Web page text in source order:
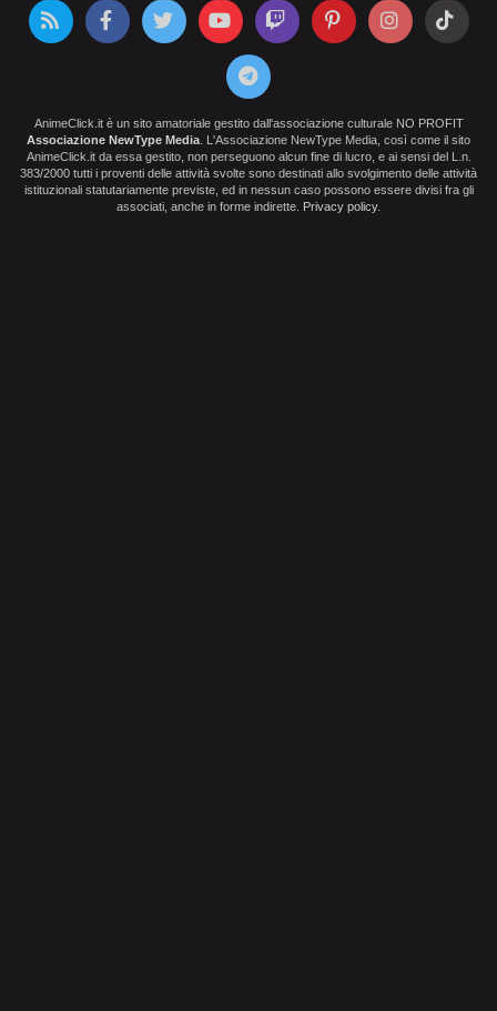
AnimeClick.it è un sito amatoriale gestito dall'associazione culturale NO PROFIT
Associazione NewType Media . L'Associazione NewType Media, così come il sito
AnimeClick.it da essa gestito, non perseguono alcun fine di lucro, e ai sensi del L.n.
383/2000 tutti i proventi delle attività svolte sono destinati allo svolgimento delle attività
istituzionali statutariamente previste, ed in nessun caso possono essere divisi fra gli
associati, anche in forme indirette.
Privacy policy.